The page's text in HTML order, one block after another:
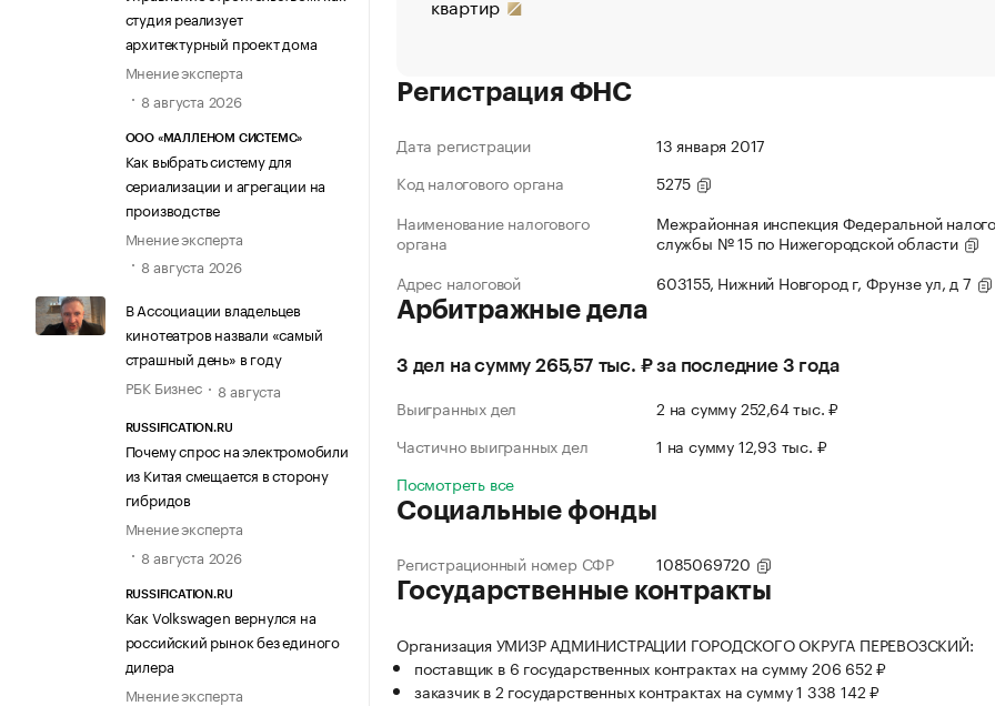
студия реализует
архитектурный проект дома
Мнение эксперта
8 августа 2026
ООО «МАЛЛЕНОМ СИСТЕМС»
Как выбрать систему для
сериализации и агрегации на
производстве
Мнение эксперта
8 августа 2026
В Ассоциации владельцев
кинотеатров назвали «самый
страшный день» в году
РБК Бизнес
8 августа
RUSSIFICATION.RU
Почему спрос на электромобили
из Китая смещается в сторону
гибридов
Мнение эксперта
8 августа 2026
RUSSIFICATION.RU
Как Volkswagen вернулся на
российский рынок без единого
дилера
Мнение эксперта
Регистрация ФНС
Дата регистрации
13 января 2017
Код налогового органа
5275
Наименование налогового
органа
Межрайонная инспекция Федеральной
службы № 15 по Нижегородской области
Адрес налоговой
603155, Нижний Новгород г, Фрунзе ул, д 7
Арбитражные дела
3 дел на сумму 265,57 тыс. ₽ за последние 3 года
Выигранных дел
2 на сумму 252,64 тыс. ₽
Частично выигранных дел
1 на сумму 12,93 тыс. ₽
Посмотреть все
Социальные фонды
Регистрационный номер СФР 1085069720
Государственные контракты
Организация УМИЗР АДМИНИСТРАЦИИ ГОРОДСКОГО ОКРУГА ПЕРЕВОЗСКИЙ:
поставщик в 6 государственных контрактах на сумму 206 652 ₽
заказчик в 2 государственных контрактах на сумму 1 338 142 ₽